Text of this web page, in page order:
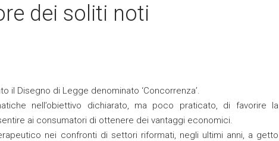
dei soliti noti
il Disegno di Legge denominato ‘Concorrenza’.
nell’obiettivo dichiarato, ma poco praticato, di favorire la
ai consumatori di ottenere dei vantaggi economici.
nei confronti di settori riformati, negli ultimi anni, a getto